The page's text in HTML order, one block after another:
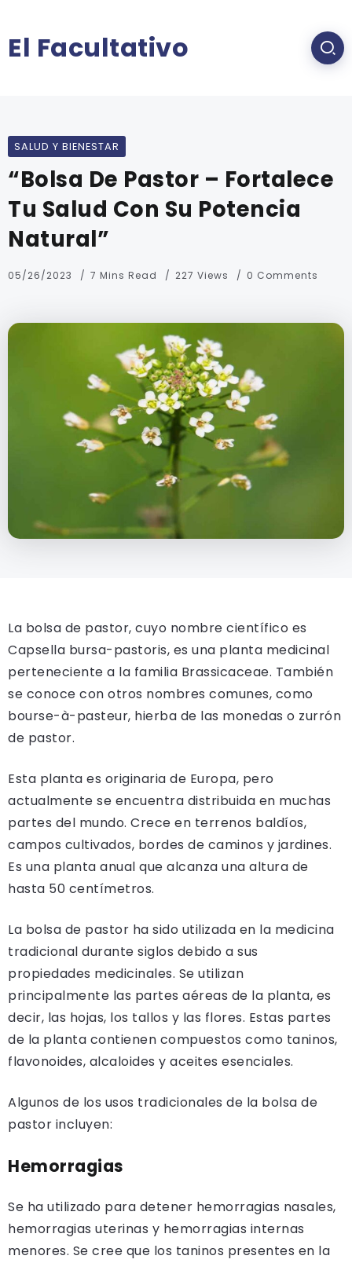
El Facultativo
SALUD Y BIENESTAR
“Bolsa De Pastor – Fortalece
Tu Salud Con Su Potencia
Natural”
05/26/2023 7 Mins Read 227 Views 0 Comments
La bolsa de pastor, cuyo nombre científico es
Capsella bursa-pastoris, es una planta medicinal
perteneciente a la familia Brassicaceae. También
se conoce con otros nombres comunes, como
bourse-à-pasteur, hierba de las monedas o zurrón
de pastor.
Esta planta es originaria de Europa, pero
actualmente se encuentra distribuida en muchas
partes del mundo. Crece en terrenos baldíos,
campos cultivados, bordes de caminos y jardines.
Es una planta anual que alcanza una altura de
hasta 50 centímetros.
La bolsa de pastor ha sido utilizada en la medicina
tradicional durante siglos debido a sus
propiedades medicinales. Se utilizan
principalmente las partes aéreas de la planta, es
decir, las hojas, los tallos y las flores. Estas partes
de la planta contienen compuestos como taninos,
flavonoides, alcaloides y aceites esenciales.
Algunos de los usos tradicionales de la bolsa de
pastor incluyen:
Hemorragias
Se ha utilizado para detener hemorragias nasales,
hemorragias uterinas y hemorragias internas
menores. Se cree que los taninos presentes en la